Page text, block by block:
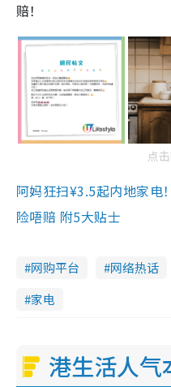
赔！
点
阿妈狂扫¥3.5起内地家电
险唔赔 附5大贴士
网购平台 网络热话
家电
港生活人气